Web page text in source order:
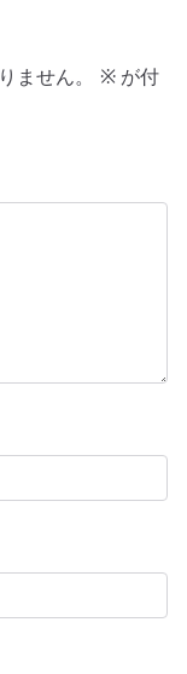
ません。 ※が付